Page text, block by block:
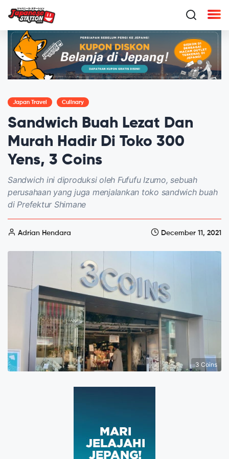
Japan Travel Culinary
Sandwich Buah Lezat Dan
Murah Hadir Di Toko 300
Yens, 3 Coins
Sandwich ini diproduksi oleh Fufufu Izumo, sebuah
perusahaan yang juga menjalankan toko sandwich buah
di Prefektur Shimane
Adrian Hendara December 11, 2021
3 Coins